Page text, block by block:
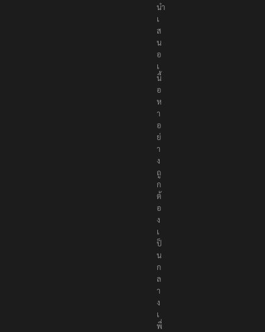
นำ
เ
ส
น
อ
เ
นื้
อ
ห
า
อ
ย่
า
ง
ถู
ก
ต้
อ
ง
เ
ป็
น
ก
ล
า
ง
เ
พื่